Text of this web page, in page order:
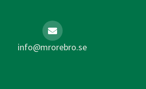
info@mrorebro.se